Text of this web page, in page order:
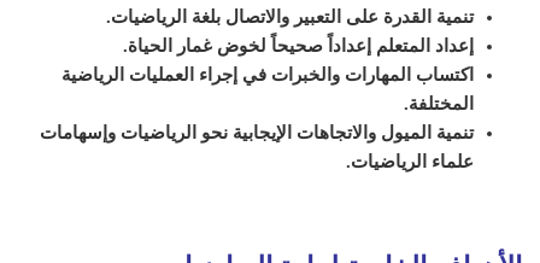
تنمية القدرة على التعبير والاتصال بلغة الرياضيات.
إعداد المتعلم إعداداً صحيحاً لخوض غمار الحياة.
اكتساب المهارات والخبرات في إجراء العمليات الرياضية
المختلفة.
تنمية الميول والاتجاهات الإيجابية نحو الرياضيات وإسهامات
علماء الرياضيات.